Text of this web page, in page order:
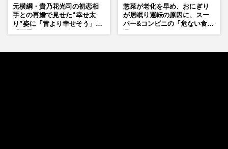
元横綱・貴乃花光司の初恋相
手との再婚で見せた“幸せ太
り”姿に「昔より幸せそう」
惣菜が老化を早め、おにぎり
が居眠り運転の原因に、スー
パー&コンビニの「危ない食